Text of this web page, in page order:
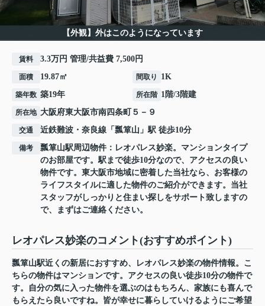
【外観】外はこのようになっています
賃料 3.3万円 管理/共益費 7,500円
面積 19.87㎡ 間取り 1K
築年数 築19年 所在階 1階/3階建
所在地 大阪府東大阪市南四条町 ５－９
交通 近鉄難波・奈良線 「 瓢箪山 」駅 徒歩10分
備考
瓢箪山駅周辺物件：レオパレス妙楽。マンションタイプ
のお部屋です。駅まで徒歩10分なので、アクセスの良い
物件です。東大阪市地域に密着した当社なら、お客様の
ライフスタイルに適した物件のご紹介ができます。当社
スタッフがしっかりと住まい探しをサポート致しますの
で、まずはご連絡ください。
レオパレス妙楽のコメント(おすすめポイント)
瓢箪山駅近くの新居におすすめ、レオパレス妙楽の物件情報。こ
ちらの物件はマンションです。アクセスの良い徒歩10分の物件で
す。自分の気に入った物件を選ぶのはもちろん、家族にも喜んで
もらえたら良いですね。皆が幸せに暮らしていけるようにご希望